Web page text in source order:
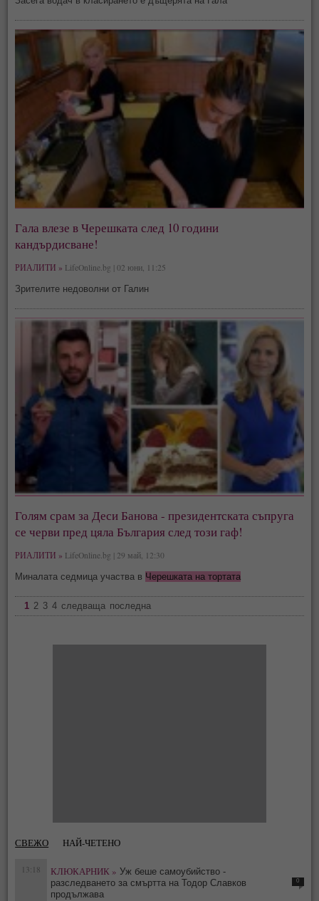
Гала влезе в Черешката след 10 години
кандърдисване!
РИАЛИТИ » LifeOnline.bg | 02 юни, 11:25
Зрителите недоволни от Галин
Голям срам за Деси Банова - президентската съпруга
се черви пред цяла България след този гаф!
РИАЛИТИ » LifeOnline.bg | 29 май, 12:30
Миналата седмица участва в Черешката на тортата
1 2 3 4 следваща последна
СВЕЖО НАЙ-ЧЕТЕНО
13:18 КЛЮКАРНИК » Уж беше самоубийство -
разследването за смъртта на Тодор Славков
продължава
0